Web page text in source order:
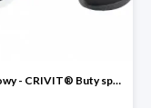
Hit cenowy - CRIVIT® Buty sportowe chłopięce WellWalk, 1 para